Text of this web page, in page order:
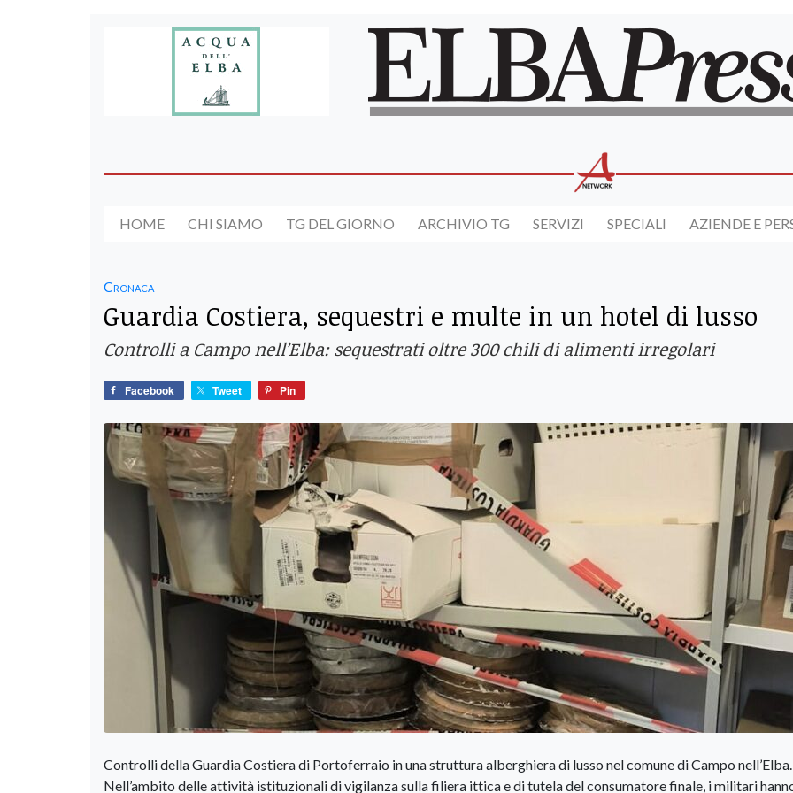
HOME CHI SIAMO TG DEL GIORNO ARCHIVIO TG SERVIZI SPECIALI AZIENDE E
Cronaca
Guardia Costiera, sequestri e multe in un hotel di lusso
Controlli a Campo nell’Elba: sequestrati oltre 300 chili di alimenti irregolari
Facebook Tweet Pin
Controlli della Guardia Costiera di Portoferraio in una struttura alberghiera di lusso nel comune di Campo nell’Elba.
Nell’ambito delle attività istituzionali di vigilanza sulla filiera ittica e di tutela del consumatore finale, i militari